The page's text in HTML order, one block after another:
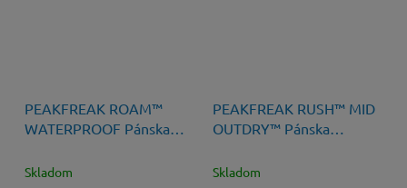
PEAKFREAK ROAM™
WATERPROOF Pánska
Skladom
PEAKFREAK RUSH™ MID
OUTDRY™ Pánska
Skladom